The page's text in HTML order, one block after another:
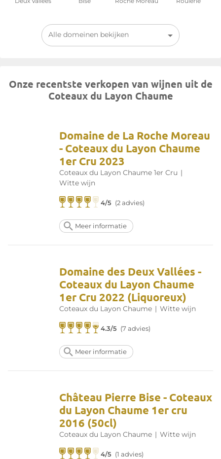
Alle domeinen bekijken
Onze recentste verkopen van wijnen uit de
Coteaux du Layon Chaume
Domaine de La Roche Moreau
- Coteaux du Layon Chaume
1er Cru 2023
Coteaux du Layon Chaume 1er Cru |
Witte wijn
4/5 (2 advies)
Meer informatie
Domaine des Deux Vallées -
Coteaux du Layon Chaume
1er Cru 2022 (Liquoreux)
Coteaux du Layon Chaume | Witte wijn
4.3/5 (7 advies)
Meer informatie
Château Pierre Bise - Coteaux
du Layon Chaume 1er cru
2016 (50cl)
Coteaux du Layon Chaume | Witte wijn
4/5 (1 advies)